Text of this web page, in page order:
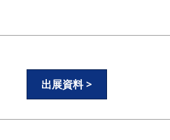
出展資料 >